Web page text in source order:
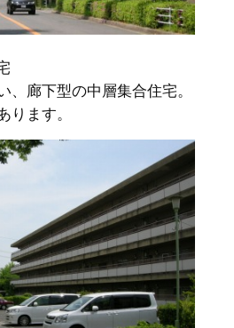
、廊下型の中層集合住宅。
ります。